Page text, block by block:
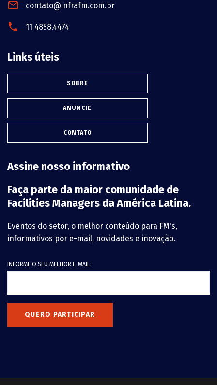
contato@infrafm.com.br
11 4858.4474
Links úteis
SOBRE
ANUNCIE
CONTATO
Assine nosso informativo
Faça parte da maior comunidade de
Facilities Managers da América Latina.
Eventos do setor, o melhor conteúdo para FM's,
informativos por e-mail, novidades e inovação.
INFORME O SEU MELHOR E-MAIL:
QUERO PARTICIPAR